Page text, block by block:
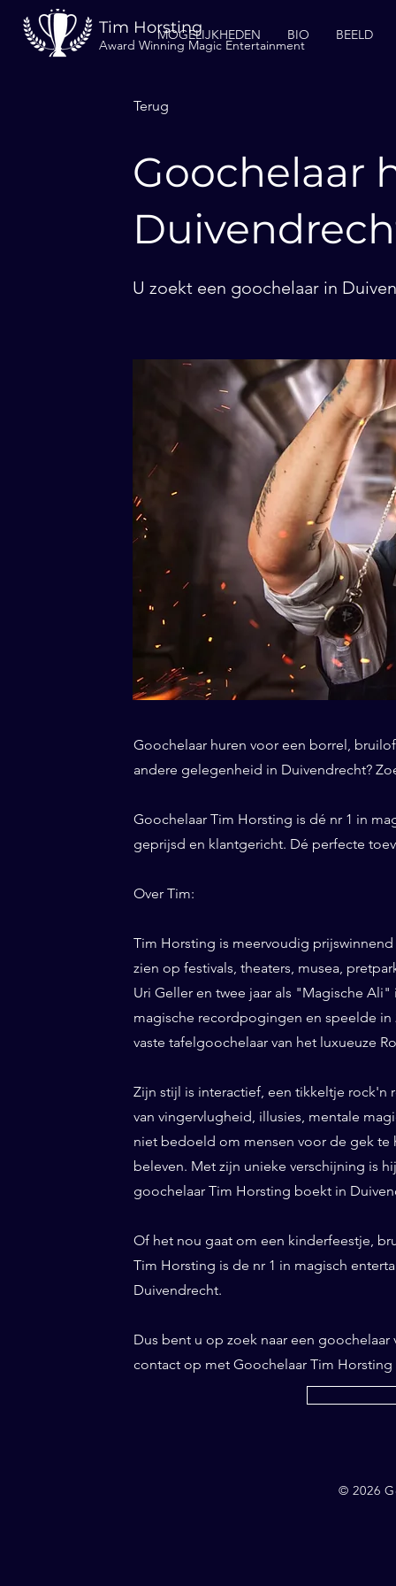
Tim Horsting
Award Winning Magic Entertainment
MOGELIJKHEDEN BIO BEELD
Terug
Goochelaar
U zoekt een goochelaar in
Goochelaar huren voor een borrel,
andere gelegenheid in Duivendrecht?
Goochelaar Tim Horsting is dé nr 1 in
geprijsd en klantgericht. Dé perfecte
Over Tim:
Tim Horsting is meervoudig
zien op festivals, theaters, musea,
Uri Geller en twee jaar als "Magische
magische recordpogingen en speelde in
vaste tafelgoochelaar van het luxueuze
Zijn stijl is interactief, een tikkeltje rock'n
van vingervlugheid, illusies, mentale
niet bedoeld om mensen voor de gek te
beleven. Met zijn unieke verschijning is
goochelaar Tim Horsting boekt in
Of het nou gaat om een kinderfeestje,
Tim Horsting is de nr 1 in magisch
Duivendrecht.
Dus bent u op zoek naar een
contact op met Goochelaar Tim Horsting
© 2026